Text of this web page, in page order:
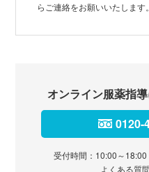
らご連絡をお願いいたします。
オンライン服薬指
0120-
受付時間：10:00～18:00
よくある質